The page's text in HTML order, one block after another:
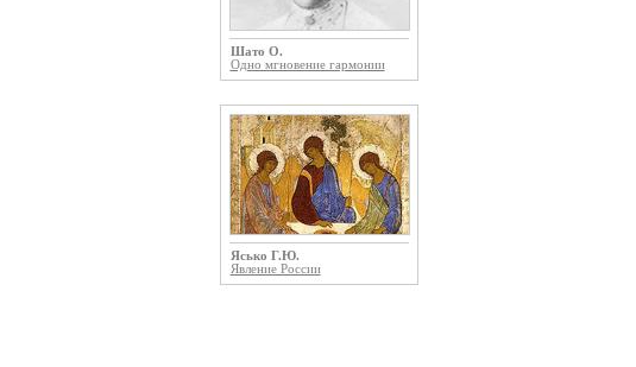
Шато О.
Одно мгновение гармонии
Ясько Г.Ю.
Явление России